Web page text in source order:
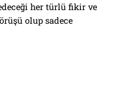
her türlü fikir ve
olup sadece